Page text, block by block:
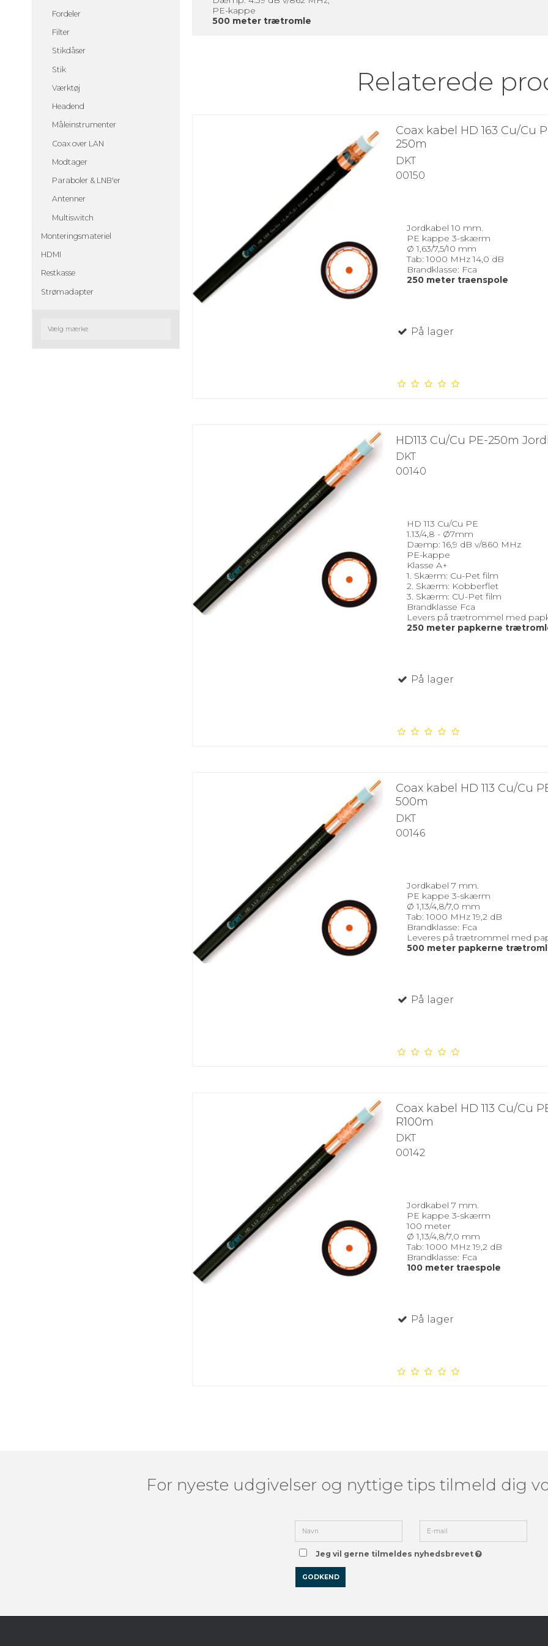
Fordeler
Filter
Stikdåser
Stik
Værktøj
Headend
Måleinstrumenter
Coax over LAN
Modtager
Paraboler & LNB'er
Antenner
Multiswitch
Monteringsmateriel
HDMI
Restkasse
Strømadapter
PE-kappe
500 meter trætromle
Relaterede
Coax kabel HD 163 Cu/Cu
250m
DKT
00150
Jordkabel 10 mm.
PE kappe 3-skærm
Ø 1,63/7,5/10 mm
Tab: 1000 MHz 14,0 dB
Brandklasse: Fca
250 meter traenspole
På lager
HD113 Cu/Cu PE-250m
DKT
00140
HD 113 Cu/Cu PE
1.13/4,8 - Ø7mm
Dæmp: 16,9 dB v/860 MHz
PE-kappe
Klasse A+
1. Skærm: Cu-Pet film
2. Skærm: Kobberflet
3. Skærm: CU-Pet film
Brandklasse Fca
Levers på trætrommel med
250 meter papkerne
På lager
Coax kabel HD 113 Cu/Cu
500m
DKT
00146
Jordkabel 7 mm.
PE kappe 3-skærm
Ø 1,13/4,8/7,0 mm
Tab: 1000 MHz 19,2 dB
Brandklasse: Fca
Leveres på trætrommel med
500 meter papkerne
På lager
Coax kabel HD 113 Cu/Cu
R100m
DKT
00142
Jordkabel 7 mm.
PE kappe 3-skærm
100 meter
Ø 1,13/4,8/7,0 mm
Tab: 1000 MHz 19,2 dB
Brandklasse: Fca
100 meter traespole
På lager
For nyeste udgivelser og nyttige tips tilmeld dig
Jeg vil gerne tilmeldes nyhedsbrevet
GODKEND